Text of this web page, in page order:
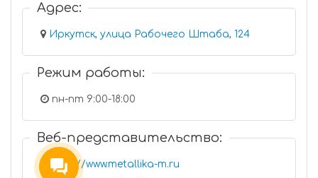
Адрес:
Иркутск, улица Рабочего Штаба, 124
Режим работы:
пн-пт 9:00-18:00
Веб-представительство:
http://www.metallika-m.ru